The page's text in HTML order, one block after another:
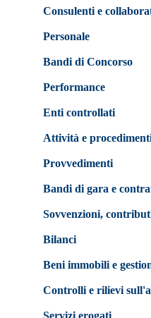
Consulenti e
Personale
Bandi di Concorso
Performance
Enti controllati
Attività e
Provvedimenti
Bandi di gara e
Sovvenzioni,
Bilanci
Beni immobili e
Controlli e rilievi
Servizi erogati